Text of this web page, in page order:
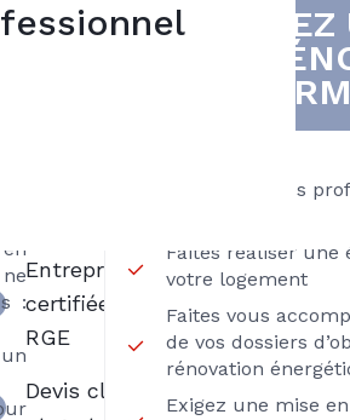
:
VOUS
DE
Passez par des
Faites réaliser une
votre logement
Faites vous
de vos dossiers
rénovation
Exigez une mise
Entreprise
certifiée
RGE
Devis clair